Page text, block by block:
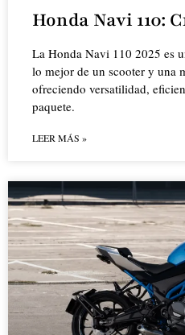
Honda Navi 110:
La Honda Navi 110 2025 es
lo mejor de un scooter y una
ofreciendo versatilidad,
paquete.
LEER MÁS »